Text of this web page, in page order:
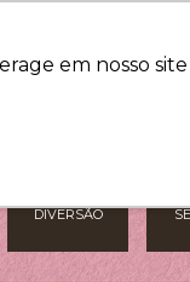
em nosso
DIVERSÃO